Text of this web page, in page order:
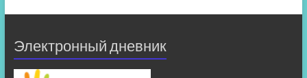
Электронный дневник